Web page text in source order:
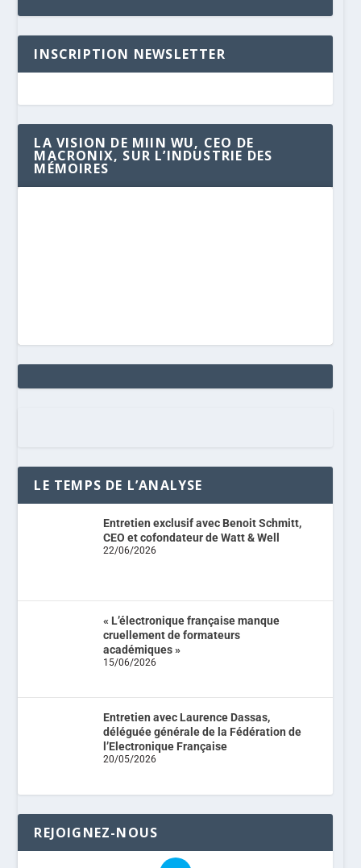
INSCRIPTION NEWSLETTER
LA VISION DE MIIN WU, CEO DE
MACRONIX, SUR L’INDUSTRIE DES
MÉMOIRES
LE TEMPS DE L’ANALYSE
Entretien exclusif avec Benoit Schmitt,
CEO et cofondateur de Watt & Well
22/06/2026
« L’électronique française manque
cruellement de formateurs
académiques »
15/06/2026
Entretien avec Laurence Dassas,
déléguée générale de la Fédération de
l’Electronique Française
20/05/2026
REJOIGNEZ-NOUS